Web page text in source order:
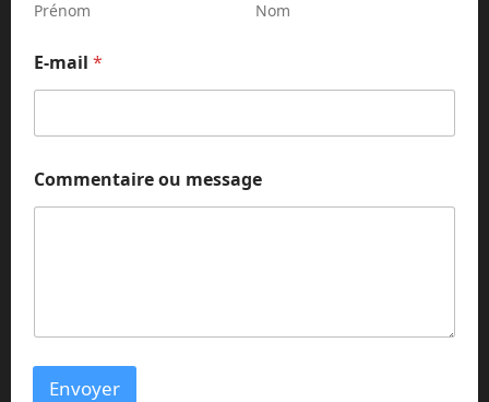
Prénom Nom
*
*
E-mail *
Commentaire ou message
Envoyer